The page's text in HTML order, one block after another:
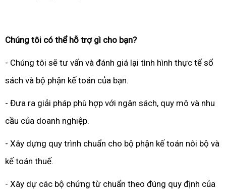
Chúng tôi có thể hỗ trợ gì cho bạn?
- Chúng tôi sẽ tư vấn và đánh giá lại tình hình thực tế sổ
sách và bộ phận kế toán của bạn.
- Đưa ra giải pháp phù hợp với ngân sách, quy mô và nhu
cầu của doanh nghiệp.
- Xây dựng quy trình chuẩn cho bộ phận kế toán nôi bộ và
kế toán thuế.
- Xây dự các bộ chứng từ chuẩn theo đúng quy định của